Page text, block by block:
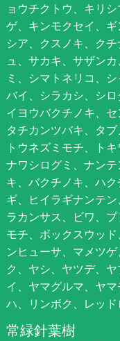
ョウチクトウ、キリ
ゲ、キンモクセイ、
シア、クスノキ、ク
ュ、サカキ、サザン
ミ、シマトネリコ、
バイ、シラカシ、シ
イヨウバクチノキ、セ
タチカンツバキ、タ
トウネズミモチ、ト
ナワシログミ、ナン
キ、バクチノキ、ハ
ギ、ヒイラギナンテ
ラカンサス、ビワ、
モチ、ボックスウッ
ンヒューサ、マメツ
ク、ヤシ、ヤツデ、
イ、ヤマグルマ、ヤ
ハ、リンボク、レッド
常緑針葉樹